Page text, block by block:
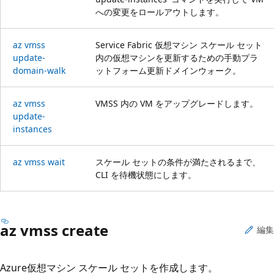
への変更をロールアウトします。
az vmss
update-
domain-walk
Service Fabric 仮想マシン スケール セット
内の仮想マシンを更新するための手動プラ
ットフォーム更新ドメインウォーク。
az vmss
update-
instances
VMSS 内の VM をアップグレードします。
az vmss wait
スケール セットの条件が満たされるまで、
CLI を待機状態にします。
az vmss create 編集
Azure仮想マシン スケール セットを作成します。